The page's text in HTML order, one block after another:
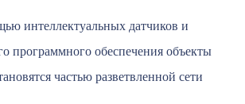
интеллектуальных датчиков и
программного обеспечения объекты
частью разветвленной сети